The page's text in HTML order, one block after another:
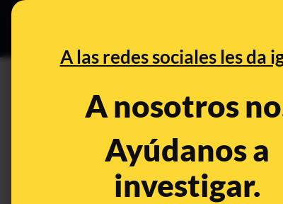
A las redes sociales les da
A nosotros
Ayúdanos a
investigar.
¿Cómo llegó el
nuestro territorio? La
nuestro país
Nov 10, 2020, 11:32:05 AM